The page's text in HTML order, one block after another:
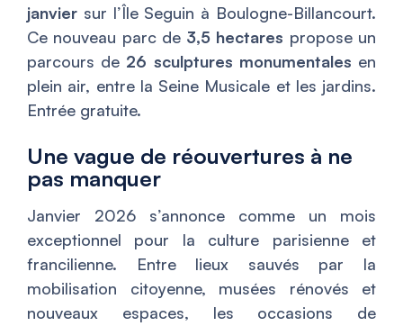
janvier sur l’Île Seguin à Boulogne-Billancourt.
Ce nouveau parc de 3,5 hectares propose un
parcours de 26 sculptures monumentales en
plein air, entre la Seine Musicale et les jardins.
Entrée gratuite.
Une vague de réouvertures à ne
pas manquer
Janvier 2026 s’annonce comme un mois
exceptionnel pour la culture parisienne et
francilienne. Entre lieux sauvés par la
mobilisation citoyenne, musées rénovés et
nouveaux espaces, les occasions de